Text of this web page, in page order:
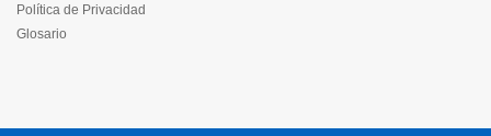
Política de Privacidad
Glosario